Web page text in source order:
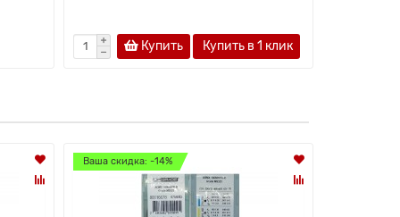
Купить Купить в 1 клик
Ваша скидка: -14%